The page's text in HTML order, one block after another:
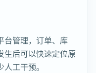
台管理，订单、库
生后可以快速定位原
工干预。